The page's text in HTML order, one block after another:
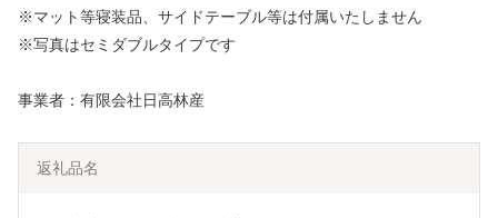
※マット等寝装品、サイドテーブル等は付属いたしません
※写真はセミダブルタイプです
事業者：有限会社日高林産
返礼品名